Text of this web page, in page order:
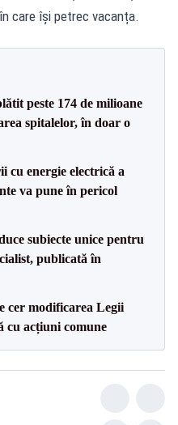
care își petrec vacanța.
peste 174 de milioane
spitalelor, în doar o
cu energie electrică a
va pune în pericol
subiecte unice pentru
publicată în
cer modificarea Legii
cu acțiuni comune